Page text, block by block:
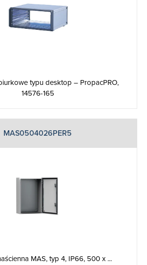
typu desktop – PropacPRO,
14576-165
MAS0504026PER5
MAS, typ 4, IP66, 500 x ...